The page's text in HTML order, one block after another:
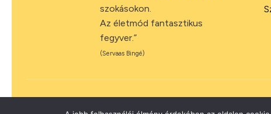
szokásokon.
Az életmód fantasztikus
fegyver.”
(Servaas Bingé)